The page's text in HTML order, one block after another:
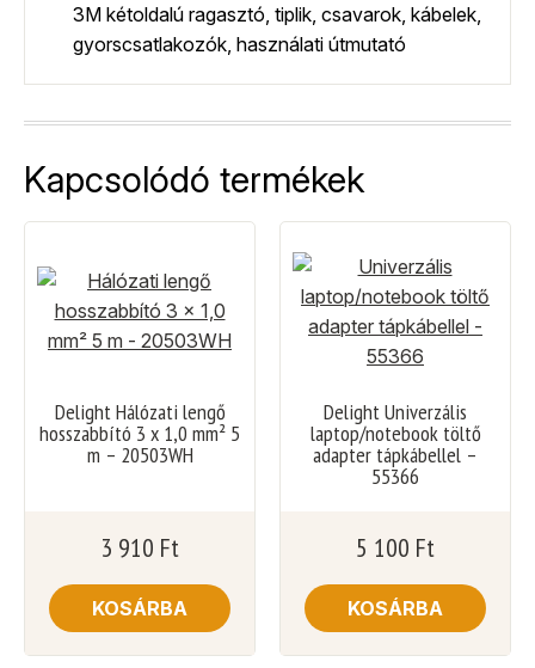
3M kétoldalú ragasztó, tiplik, csavarok, kábelek,
gyorscsatlakozók, használati útmutató
Kapcsolódó termékek
Delight Hálózati lengő
hosszabbító 3 x 1,0 mm² 5
m – 20503WH
3 910 Ft
KOSÁRBA
Delight Univerzális
laptop/notebook töltő
adapter tápkábellel –
55366
5 100 Ft
KOSÁRBA